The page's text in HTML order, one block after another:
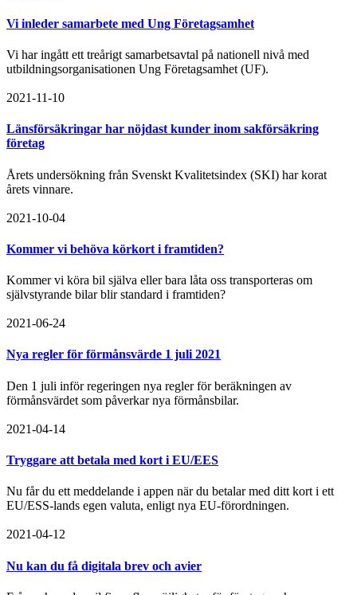
Vi inleder samarbete med Ung Företagsamhet
Vi har ingått ett treårigt samarbetsavtal på nationell nivå med
utbildningsorganisationen Ung Företagsamhet (UF).
2021-11-10
Länsförsäkringar har nöjdast kunder inom sakförsäkring
företag
Årets undersökning från Svenskt Kvalitetsindex (SKI) har korat
årets vinnare.
2021-10-04
Kommer vi behöva körkort i framtiden?
Kommer vi köra bil själva eller bara låta oss transporteras om
självstyrande bilar blir standard i framtiden?
2021-06-24
Nya regler för förmånsvärde 1 juli 2021
Den 1 juli inför regeringen nya regler för beräkningen av
förmånsvärdet som påverkar nya förmånsbilar.
2021-04-14
Tryggare att betala med kort i EU/EES
Nu får du ett meddelande i appen när du betalar med ditt kort i ett
EU/ESS-lands egen valuta, enligt nya EU-förordningen.
2021-04-12
Nu kan du få digitala brev och avier